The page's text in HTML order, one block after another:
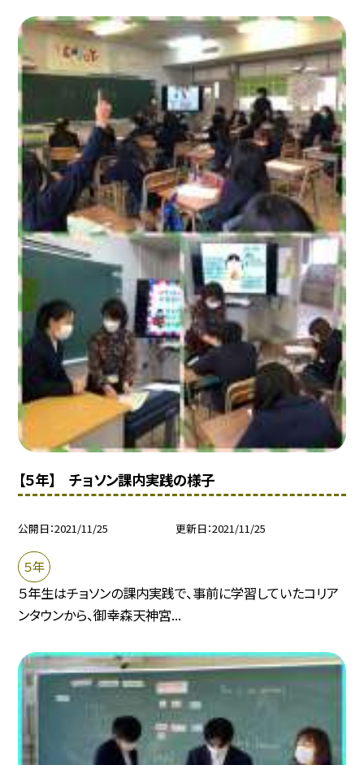
【５年】 チョソン課内実践の様子
公開日 2021/11/25 更新日 2021/11/25
５年
５年生はチョソンの課内実践で、事前に学習していたコリア
ンタウンから、御幸森天神宮...